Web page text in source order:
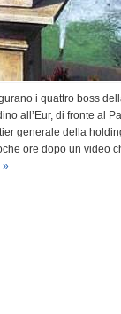
i quattro boss
all’Eur, di fronte al
generale della
ore dopo un video
»